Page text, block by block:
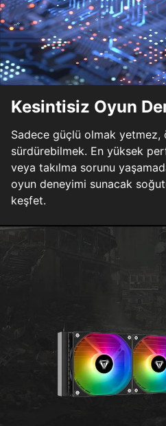
Kesintisiz Oyun
Sadece güçlü olmak yetmez,
sürdürebilmek. En yüksek
veya takılma sorunu
oyun deneyimi sunacak
keşfet.